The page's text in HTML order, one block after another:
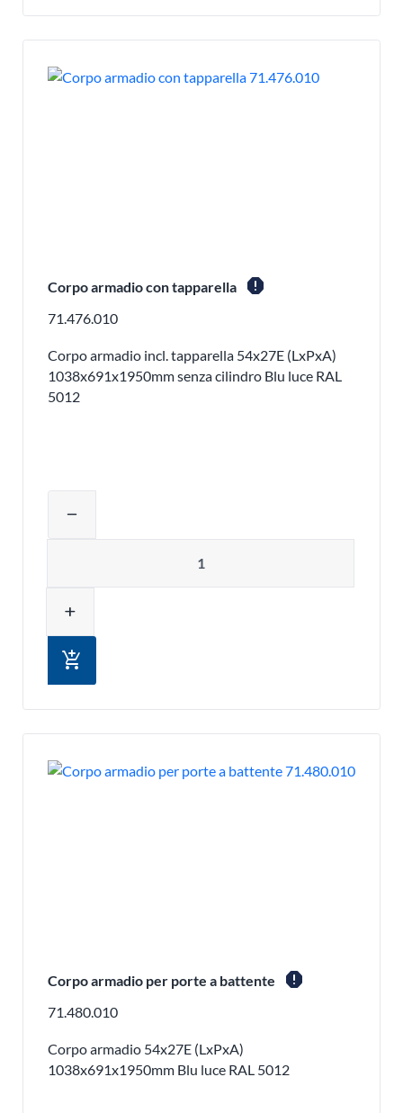
Corpo armadio con tapparella report
71.476.010
Corpo armadio incl. tapparella 54x27E (LxPxA)
1038x691x1950mm senza cilindro Blu luce RAL
5012
remove
add
add_shopping_cart
Corpo armadio per porte a battente report
71.480.010
Corpo armadio 54x27E (LxPxA)
1038x691x1950mm Blu luce RAL 5012